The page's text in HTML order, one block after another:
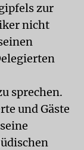
zur
nicht
sprechen.
und Gäste